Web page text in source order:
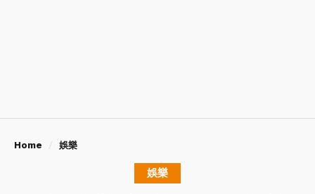
Home 娛樂
娛樂